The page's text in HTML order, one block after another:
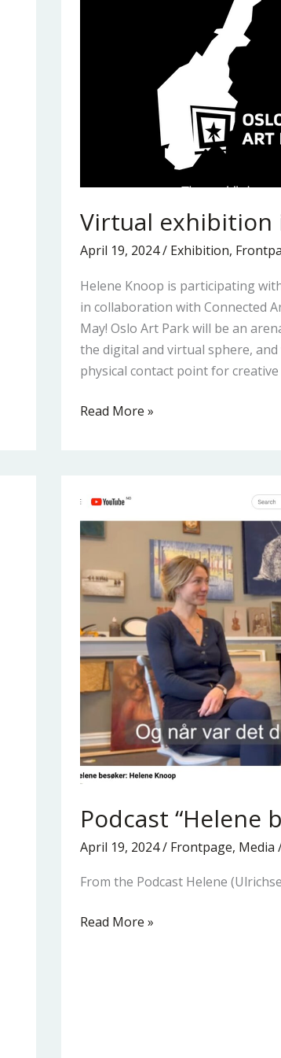
Virtual exhibition
April 19, 2024/ Exhibition,
Helene Knoop is participating
in collaboration with Connected
May! Oslo Art Park will be an
the digital and virtual sphere,
physical contact point for
Read More »
Podcast “Helene
April 19, 2024/ Frontpage, Media
From the Podcast Helene
Podcast
“Helene
besøker”
Read More »